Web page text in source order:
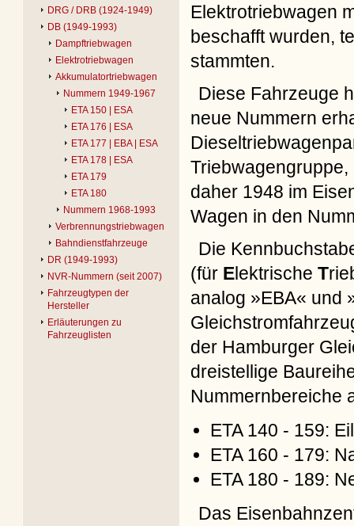
DRG / DRB (1924-1949)
DB (1949-1993)
Dampftriebwagen
Elektrotriebwagen
Akkumulatortriebwagen
Nummern 1949-1967
ETA 150 | ESA
ETA 176 | ESA
ETA 177 | EBA | ESA
ETA 178 | ESA
ETA 179
ETA 180
Nummern 1968-1993
Verbrennungstriebwagen
Bahndienstfahrzeuge
DR (1949-1993)
NVR-Nummern (seit 2007)
Fahrzeugtypen der
Hersteller
Erläuterungen zu
Fahrzeuglisten
Elektrotriebwagen
beschafft wurden,
stammten.
Diese Fahrzeuge
neue Nummern
daher 1948 im
Wagen in den
Die
(für Elektrische T
analog »EBA« und
der Hamburger
dreistellige
Nummernbereiche
ETA 140 - 159:
ETA 160 - 179:
ETA 180 - 189:
Das